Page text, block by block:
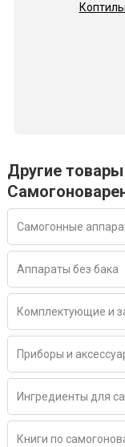
Другие
Самогонные
Аппараты без бака
Комплектующие и
Приборы и
Ингредиенты для
Книги по